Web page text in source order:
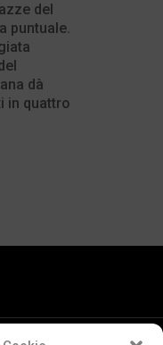
del
puntuale.
dà
in quattro